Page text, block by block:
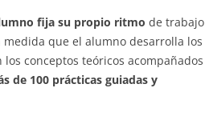
fija su propio ritmo de trabajo
que el alumno desarrolla los
conceptos teóricos acompañados
de 100 prácticas guiadas y